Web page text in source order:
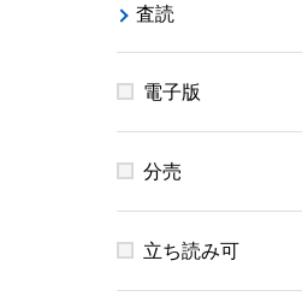
査読
電子版
分売
立ち読み可